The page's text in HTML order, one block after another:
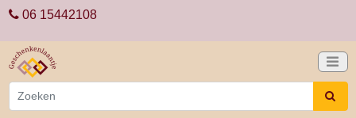
06 15442108